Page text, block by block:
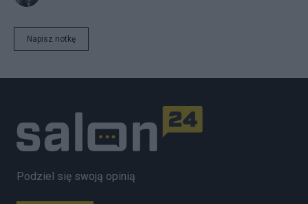
Napisz notkę
Podziel się swoją opinią